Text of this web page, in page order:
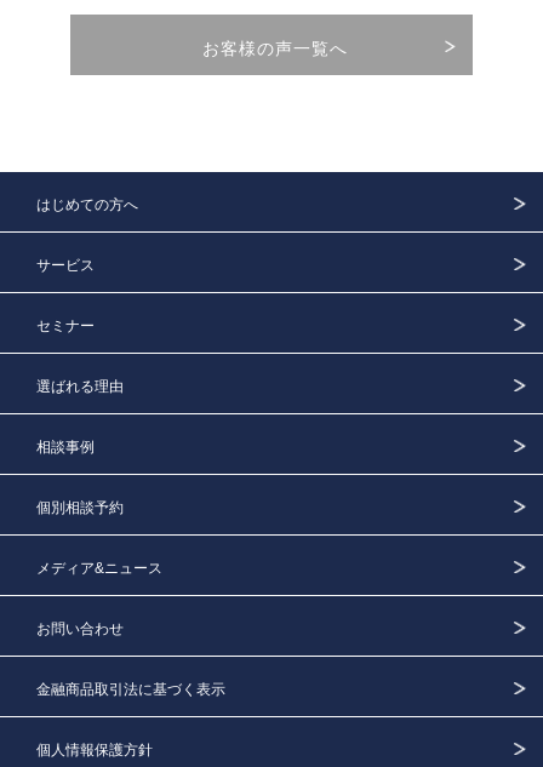
お客様の声一覧へ
はじめての方へ
サービス
セミナー
選ばれる理由
相談事例
個別相談予約
メディア&ニュース
お問い合わせ
金融商品取引法に基づく表示
個人情報保護方針